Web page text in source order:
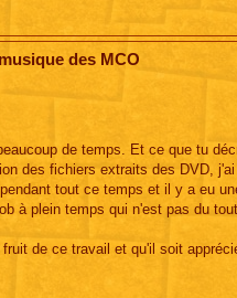
des MCO
de temps. Et ce que tu
des fichiers extraits des DVD,
tout ce temps et il y a eu
à plein temps qui n'est pas du
de ce travail et qu'il soit